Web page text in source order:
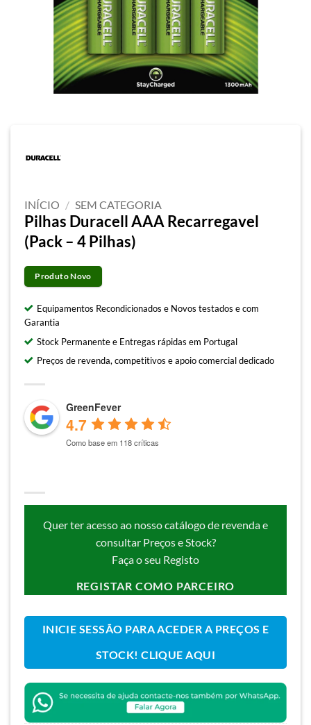
INÍCIO / SEM CATEGORIA
Pilhas Duracell AAA Recarregavel
(Pack – 4 Pilhas)
Produto Novo
Equipamentos Recondicionados e Novos testados e com
Garantia
Stock Permanente e Entregas rápidas em Portugal
Preços de revenda, competitivos e apoio comercial dedicado
GreenFever
4.7
Como base em 118 críticas
Quer ter acesso ao nosso catálogo de revenda e
consultar Preços e Stock?
Faça o seu Registo
REGISTAR COMO PARCEIRO
INICIE SESSÃO PARA ACEDER A PREÇOS E
STOCK! CLIQUE AQUI